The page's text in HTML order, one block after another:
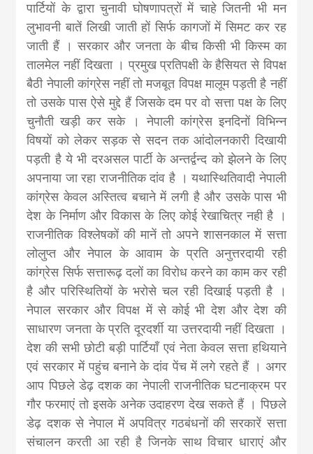
पार्टियों के द्वारा चुनावी घोषणापत्रों में चाहे जितनी भी मन
लुभावनी बातें लिखी जाती हों सिर्फ कागजों में सिमट कर रह
जाती हैं । सरकार और जनता के बीच किसी भी किस्म का
तालमेल नहीं दिखता । प्रमुख प्रतिपक्षी के हैसियत से विपक्ष
बैठी नेपाली कांग्रेस नहीं तो मजबूत विपक्ष मालूम पड़ती है नहीं
तो उसके पास ऐसे मुद्दे हैं जिसके दम पर वो सत्ता पक्ष के लिए
चुनौती खड़ी कर सके । नेपाली कांग्रेस इनदिनों विभिन्न
विषयों को लेकर सड़क से सदन तक आंदोलनकारी दिखायी
पड़ती है ये भी दरअसल पार्टी के अन्तर्द्वन्द को झेलने के लिए
अपनाया जा रहा राजनीतिक दांव है । यथास्थितिवादी नेपाली
कांग्रेस केवल अस्तित्व बचाने में लगी है और उसके पास भी
देश के निर्माण और विकास के लिए कोई रेखाचित्र नही है ।
राजनीतिक विश्लेषकों की मानें तो अपने शासनकाल में सत्ता
लोलुप्त और नेपाल के आवाम के प्रति अनुत्तरदायी रही
कांग्रेस सिर्फ सत्तारूढ़ दलों का विरोध करने का काम कर रही
है और परिस्थितियों के भरोसे चल रही दिखाई पड़ती है ।
नेपाल सरकार और विपक्ष में से कोई भी देश और देश की
साधारण जनता के प्रति दूरदर्शी या उत्तरदायी नहीं दिखता ।
देश की सभी छोटी बड़ी पार्टियाँ एवं नेता केवल सत्ता हथियाने
एवं सरकार में पहुंच बनाने के दांव पेंच में लगे रहते हैं । अगर
आप पिछले डेढ़ दशक का नेपाली राजनीतिक घटनाक्रम पर
गौर फरमाएं तो इसके अनेक उदाहरण देख सकते हैं । पिछले
डेढ़ दशक से नेपाल में अपवित्र गठबंधनों की सरकारें सत्ता
संचालन करती आ रही है जिनके साथ विचार धाराएं और